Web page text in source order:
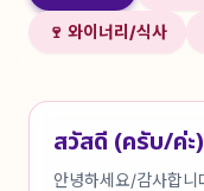
🍷 와이너리/식사
สวัสดี (ครับ/ค่ะ)
안녕하세요/감사합